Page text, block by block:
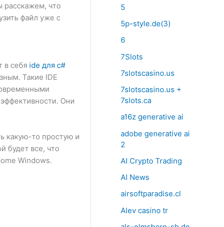
расскажем, что
файл уже с
в себя ide для c#
Такие IDE
Они
какую-то простую и
будет все, что
Windows.
5
5p-style.de(3)
6
7Slots
7slotscasino.us
7slotscasino.us +
7slots.ca
a16z generative ai
adobe generative ai
2
AI Crypto Trading
AI News
airsoftparadise.cl
Alev casino tr